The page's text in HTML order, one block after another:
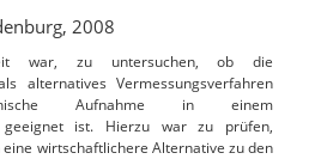
2008
war, zu untersuchen, ob die
alternatives Vermessungsverfahren
Aufnahme in einem
geeignet ist. Hierzu war zu prüfen,
wirtschaftlichere Alternative zu den